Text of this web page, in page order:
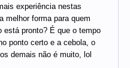
experiência nestas
melhor forma para quem
está pronto? É que o tempo
ponto certo e a cebola, o
demais não é muito, lol